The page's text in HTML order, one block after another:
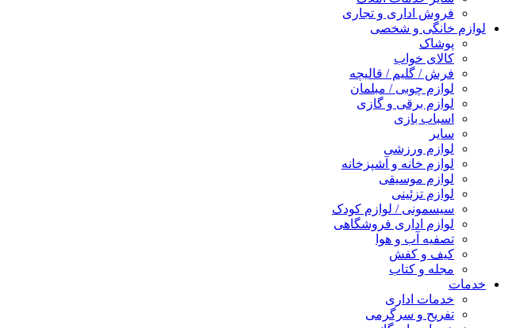
فروش اداری و تجاری
لوازم خانگی و شخصی
پوشاک
کالای خواب
فرش / گلیم / قالیچه
لوازم چوبی / مبلمان
لوازم برقی و گازی
اسباب بازی
سایر
لوازم ورزشی
لوازم خانه و آشپزخانه
لوازم موسیقی
لوازم تزئینی
سیسمونی / لوازم کودک
لوازم اداری فروشگاهی
تصفیه آب و هوا
کیف و کفش
مجله و کتاب
خدمات
خدمات اداری
تفریح و سرگرمی